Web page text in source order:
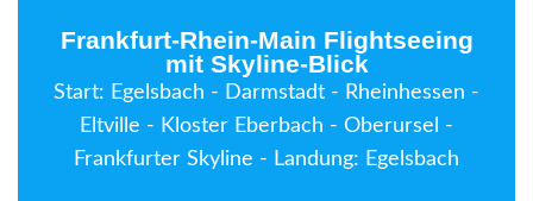
Frankfurt-Rhein-Main Flightseeing
mit Skyline-Blick
Start: Egelsbach - Darmstadt - Rheinhessen -
Eltville - Kloster Eberbach - Oberursel -
Frankfurter Skyline - Landung: Egelsbach